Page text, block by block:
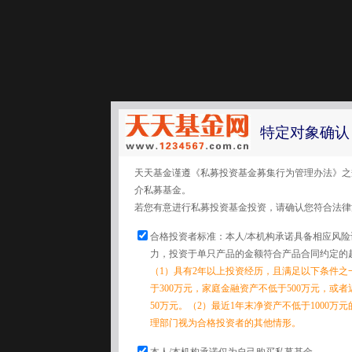
特定对象确认
天天基金谨遵《私募投资基金募集行为管理办法》
介私募基金。
若您有意进行私募投资基金投资，请确认您符合法
合格投资者标准：本人/本机构承诺具备相应风
力，投资于单只产品的金额符合产品合同约定的
（1）具有2年以上投资经历，且满足以下条件
于300万元，家庭金融资产不低于500万元，或
50万元。（2）最近1年末净资产不低于1000万
理部门视为合格投资者的其他情形。